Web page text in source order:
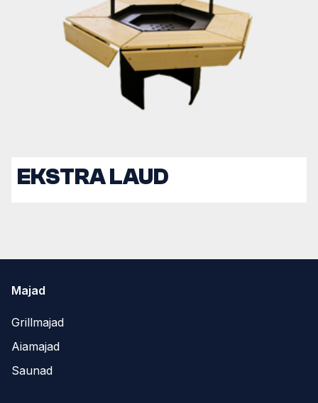
EKSTRA LAUD
Majad
Grillmajad
Aiamajad
Saunad